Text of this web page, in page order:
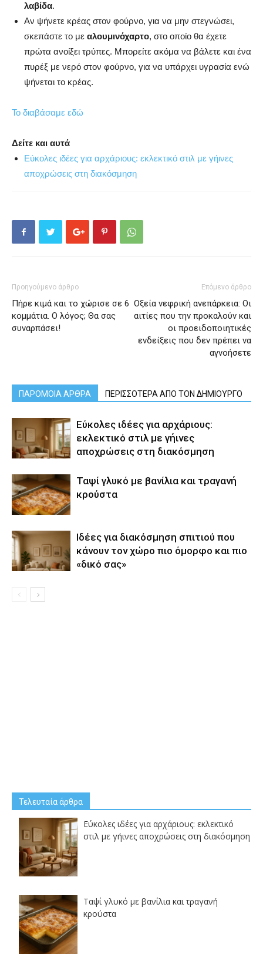
λαβίδα.
Αν ψήνετε κρέας στον φούρνο, για να μην στεγνώσει,
σκεπάστε το με αλουμινόχαρτο, στο οποίο θα έχετε
πρώτα ανοίξει τρύπες. Μπορείτε ακόμα να βάλετε και ένα
πυρέξ με νερό στον φούρνο, για να υπάρχει υγρασία ενώ
ψήνεται το κρέας.
Το διαβάσαμε εδώ
Δείτε και αυτά
Εύκολες ιδέες για αρχάριους: εκλεκτικό στιλ με γήινες
αποχρώσεις στη διακόσμηση
Προηγούμενο άρθρο
Πήρε κιμά και το χώρισε σε 6
κομμάτια. Ο λόγος; Θα σας
συναρπάσει!
Επόμενο άρθρο
Οξεία νεφρική ανεπάρκεια: Οι
αιτίες που την προκαλούν και
οι προειδοποιητικές
ενδείξεις που δεν πρέπει να
αγνοήσετε
ΠΑΡΟΜΟΙΑ ΑΡΘΡΑ ΠΕΡΙΣΣΟΤΕΡΑ ΑΠΟ ΤΟΝ ΔΗΜΙΟΥΡΓΟ
Εύκολες ιδέες για αρχάριους:
εκλεκτικό στιλ με γήινες
αποχρώσεις στη διακόσμηση
Ταψί γλυκό με βανίλια και τραγανή
κρούστα
Ιδέες για διακόσμηση σπιτιού που
κάνουν τον χώρο πιο όμορφο και πιο
«δικό σας»
Τελευταία άρθρα
Εύκολες ιδέες για αρχάριους: εκλεκτικό
στιλ με γήινες αποχρώσεις στη διακόσμηση
Ταψί γλυκό με βανίλια και τραγανή
κρούστα